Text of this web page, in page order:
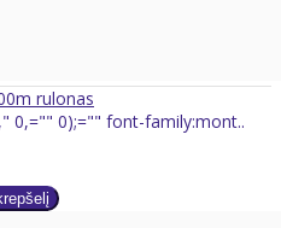
rulonas
0,="" 0);="" font-family:mont..